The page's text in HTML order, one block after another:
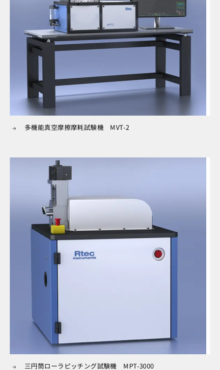
多機能真空摩擦摩耗試験機 MVT-2
三円筒ローラピッチング試験機 MPT-3000